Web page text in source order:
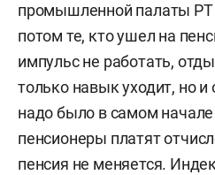
промышленной палаты РТ
потом те, кто ушел на
импульс не работать,
только навык уходит, но
надо было в самом
пенсионеры платят
пенсия не меняется.